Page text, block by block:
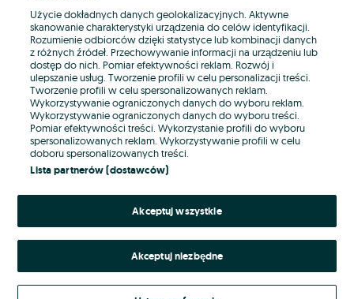
E-mail
Hasło
Nie pamiętasz hasła?
Zaloguj się
Kontynuując za pośrednictwem jednego z dostawców wskazanych powyżej,
Użycie dokładnych danych geolokalizacyjnych. Aktywne
skanowanie charakterystyki urządzenia do celów identyfikacji.
Rozumienie odbiorców dzięki statystyce lub kombinacji danych
z różnych źródeł. Przechowywanie informacji na urządzeniu lub
dostęp do nich. Pomiar efektywności reklam. Rozwój i
ulepszanie usług. Tworzenie profili w celu personalizacji treści.
Tworzenie profili w celu spersonalizowanych reklam.
Wykorzystywanie ograniczonych danych do wyboru reklam.
Wykorzystywanie ograniczonych danych do wyboru treści.
Pomiar efektywności treści. Wykorzystanie profili do wyboru
spersonalizowanych reklam. Wykorzystywanie profili w celu
doboru spersonalizowanych treści.
Lista partnerów (dostawców)
Akceptuj wszystkie
Akceptuj niezbędne